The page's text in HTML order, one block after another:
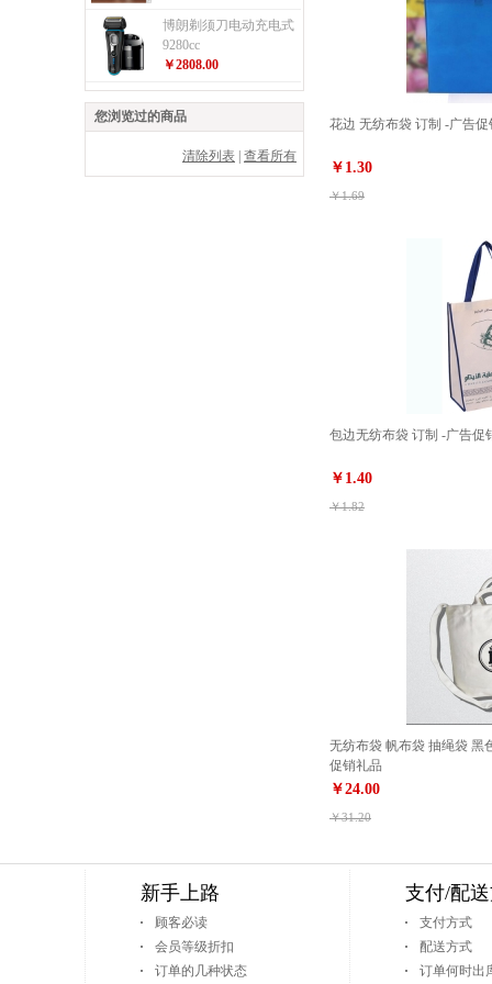
花边 无纺布袋 订制 -广告促
￥1.30
￥1.69
包边无纺布袋 订制 -广告促
￥1.40
￥1.82
无纺布袋 帆布袋 抽绳袋 黑
促销礼品
￥24.00
￥31.20
博朗剃须刀电动充电式
9280cc
￥2808.00
您浏览过的商品
清除列表 查看所有
新手上路
顾客必读
会员等级折扣
订单的几种状态
支付/配
支付方式
配送方式
订单何时出